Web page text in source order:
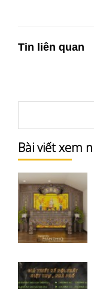
Tin liên quan
Bài viết xem